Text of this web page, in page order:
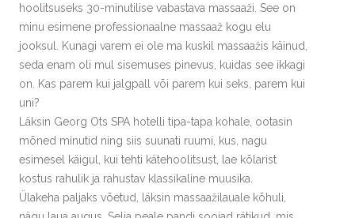
hoolitsuseks 30-minutilise vabastava massaaži. See on
minu esimene professionaalne massaaž kogu elu
jooksul. Kunagi varem ei ole ma kuskil massaažis käinud,
seda enam oli mul sisemuses pinevus, kuidas see ikkagi
on. Kas parem kui jalgpall või parem kui seks, parem kui
uni?
Läksin Georg Ots SPA hotelli tipa-tapa kohale, ootasin
mõned minutid ning siis suunati ruumi, kus, nagu
esimesel käigul, kui tehti kätehoolitsust, lae kõlarist
kostus rahulik ja rahustav klassikaline muusika.
Ülakeha paljaks võetud, läksin massaažilauale kõhuli,